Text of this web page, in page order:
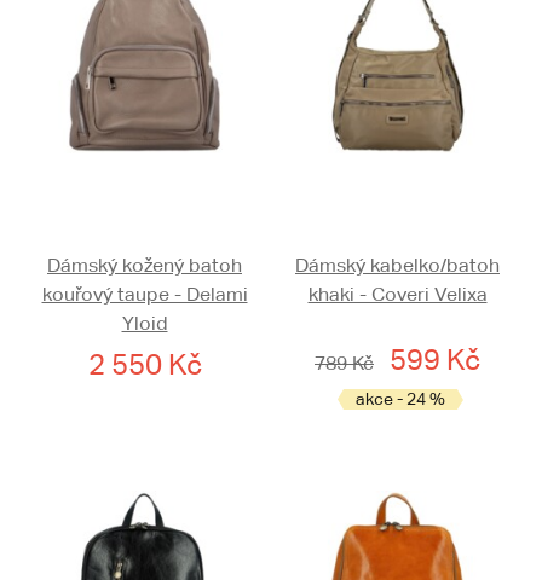
Dámský kožený batoh
kouřový taupe - Delami
Yloid
2 550 Kč
Dámský kabelko/batoh
khaki - Coveri Velixa
789 Kč 599 Kč
akce - 24 %